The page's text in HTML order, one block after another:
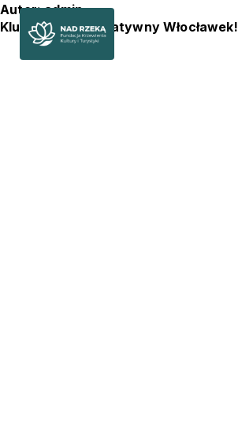
Autor:admin
Klub Seniora: Kreatywny Włocławek!